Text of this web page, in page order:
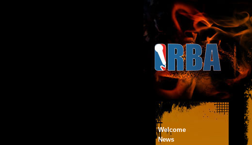
Welcome
News